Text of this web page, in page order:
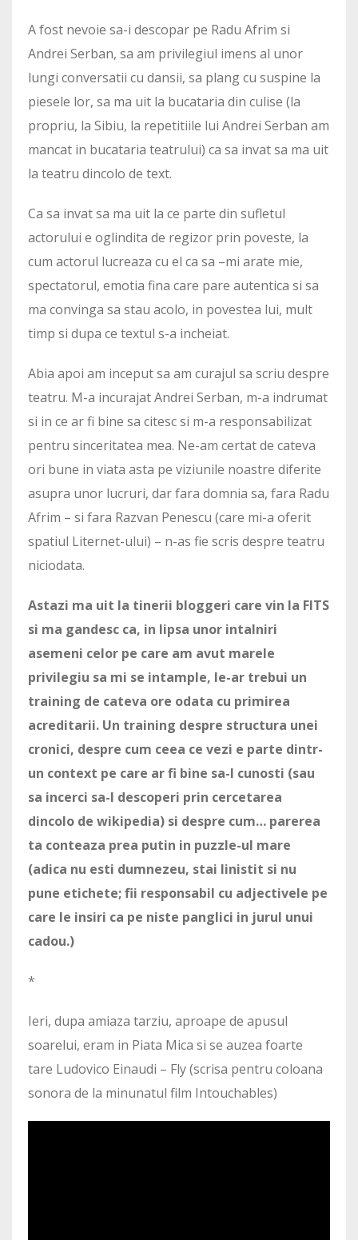
A fost nevoie sa-i descopar pe Radu Afrim si
Andrei Serban, sa am privilegiul imens al unor
lungi conversatii cu dansii, sa plang cu suspine la
piesele lor, sa ma uit la bucataria din culise (la
propriu, la Sibiu, la repetitiile lui Andrei Serban am
mancat in bucataria teatrului) ca sa invat sa ma uit
la teatru dincolo de text.
Ca sa invat sa ma uit la ce parte din sufletul
actorului e oglindita de regizor prin poveste, la
cum actorul lucreaza cu el ca sa –mi arate mie,
spectatorul, emotia fina care pare autentica si sa
ma convinga sa stau acolo, in povestea lui, mult
timp si dupa ce textul s-a incheiat.
Abia apoi am inceput sa am curajul sa scriu despre
teatru. M-a incurajat Andrei Serban, m-a indrumat
si in ce ar fi bine sa citesc si m-a responsabilizat
pentru sinceritatea mea. Ne-am certat de cateva
ori bune in viata asta pe viziunile noastre diferite
asupra unor lucruri, dar fara domnia sa, fara Radu
Afrim – si fara Razvan Penescu (care mi-a oferit
spatiul Liternet-ului) – n-as fie scris despre teatru
niciodata.
Astazi ma uit la tinerii bloggeri care vin la FITS
si ma gandesc ca, in lipsa unor intalniri
asemeni celor pe care am avut marele
privilegiu sa mi se intample, le-ar trebui un
training de cateva ore odata cu primirea
acreditarii. Un training despre structura unei
cronici, despre cum ceea ce vezi e parte dintr-
un context pe care ar fi bine sa-l cunosti (sau
sa incerci sa-l descoperi prin cercetarea
dincolo de wikipedia) si despre cum… parerea
ta conteaza prea putin in puzzle-ul mare
(adica nu esti dumnezeu, stai linistit si nu
pune etichete; fii responsabil cu adjectivele pe
care le insiri ca pe niste panglici in jurul unui
cadou.)
*
Ieri, dupa amiaza tarziu, aproape de apusul
soarelui, eram in Piata Mica si se auzea foarte
tare Ludovico Einaudi – Fly (scrisa pentru coloana
sonora de la minunatul film Intouchables)